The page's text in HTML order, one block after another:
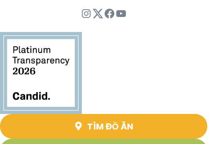
Instagram
Twitter
Facebook
Youtube
TÌM ĐỒ ĂN